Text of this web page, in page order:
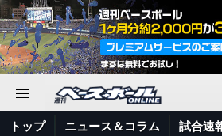
トップ ニュース＆コラム 試合速